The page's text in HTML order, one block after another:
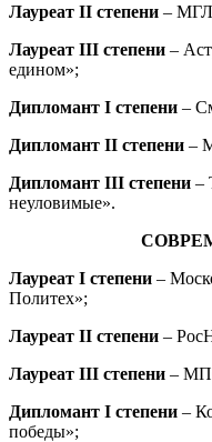
Лауреат II степени –
Лауреат III степени –
едином»;
Дипломант I степени –
Дипломант II степени –
Дипломант III степени –
неуловимые».
Лауреат I степени –
Политех»;
Лауреат II степени –
Лауреат III степени –
Дипломант I степени –
победы»;